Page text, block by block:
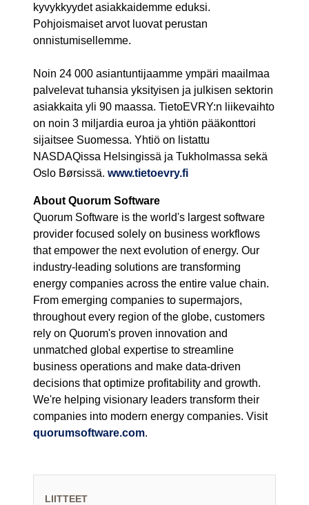
kyvykkyydet asiakkaidemme eduksi.
Pohjoismaiset arvot luovat perustan
onnistumisellemme.
Noin 24 000 asiantuntijaamme ympäri maailmaa
palvelevat tuhansia yksityisen ja julkisen sektorin
asiakkaita yli 90 maassa. TietoEVRY:n liikevaihto
on noin 3 miljardia euroa ja yhtiön pääkonttori
sijaitsee Suomessa. Yhtiö on listattu
NASDAQissa Helsingissä ja Tukholmassa sekä
Oslo Børsissä. www.tietoevry.fi
About Quorum Software
Quorum Software is the world's largest software
provider focused solely on business workflows
that empower the next evolution of energy. Our
industry-leading solutions are transforming
energy companies across the entire value chain.
From emerging companies to supermajors,
throughout every region of the globe, customers
rely on Quorum's proven innovation and
unmatched global expertise to streamline
business operations and make data-driven
decisions that optimize profitability and growth.
We're helping visionary leaders transform their
companies into modern energy companies. Visit
quorumsoftware.com.
LIITTEET